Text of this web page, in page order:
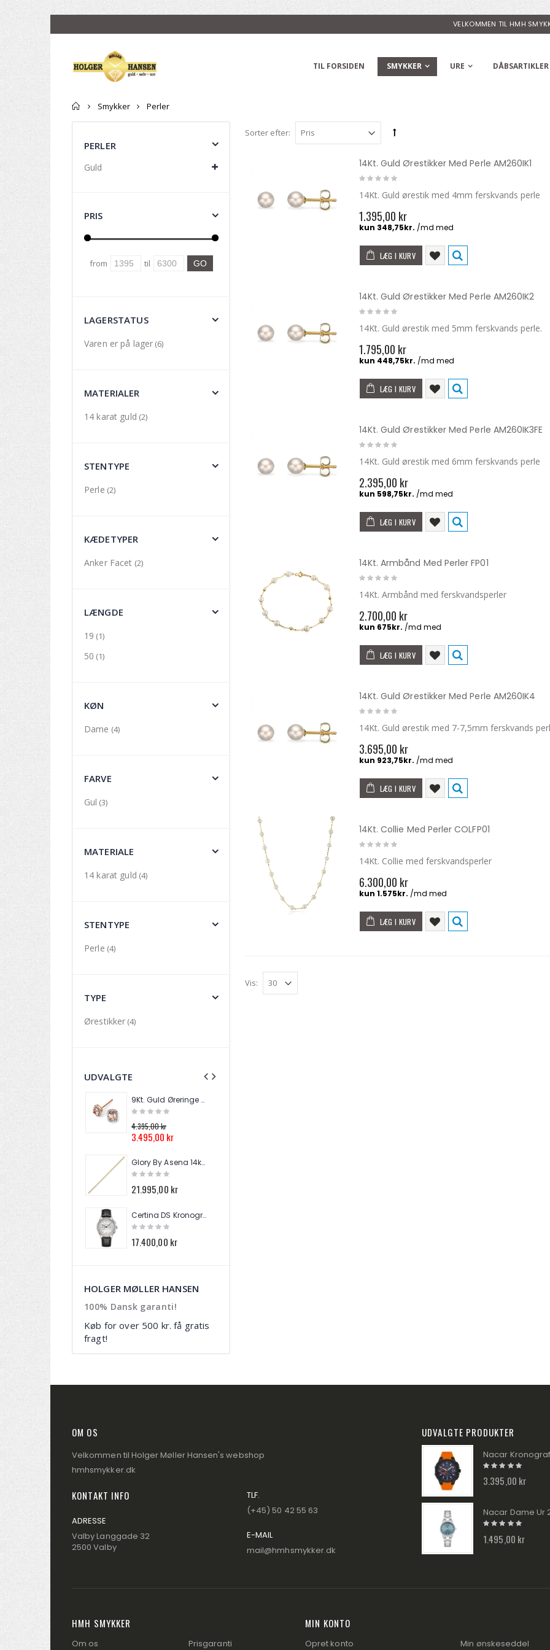
VELKOMMEN TIL HMH
TIL FORSIDEN SMYKKER URE DÅBSARTIKLER
Forside
Smykker Perler
Sorter efter:
14Kt. Guld Ørestikker Med Perle AM260IK1
14Kt. Guld ørestik med 4mm ferskvands perle
1.395,00 kr
LÆG I KURV
14Kt. Guld Ørestikker Med Perle AM260IK2
14Kt. Guld ørestik med 5mm ferskvands perle.
1.795,00 kr
LÆG I KURV
14Kt. Guld Ørestikker Med Perle AM260IK3FE
14Kt. Guld ørestik med 6mm ferskvands perle
2.395,00 kr
LÆG I KURV
14Kt. Armbånd Med Perler FP01
14Kt. Armbånd med ferskvandsperler
2.700,00 kr
LÆG I KURV
14Kt. Guld Ørestikker Med Perle AM260IK4
14Kt. Guld ørestik med 7-7,5mm ferskvands
3.695,00 kr
LÆG I KURV
14Kt. Collie Med Perler COLFP01
14Kt. Collie med ferskvandsperler
6.300,00 kr
LÆG I KURV
Vis:
PERLER
Guld
PRIS
from til
LAGERSTATUS
Varen er på lager (6)
MATERIALER
14 karat guld (2)
STENTYPE
Perle (2)
KÆDETYPER
Anker Facet (2)
LÆNGDE
19 (1)
50 (1)
KØN
Dame (4)
FARVE
Gul (3)
MATERIALE
14 karat guld (4)
STENTYPE
Perle (4)
TYPE
Ørestikker (4)
UDVALGTE
9Kt. Guld Øreringe GE2026P
4.395,00 kr
3.495,00 kr
Glory By Asena 14kt. Guld Tennis Armbånd AM288A9-8
21.995,00 kr
Certina DS Kronograf Automatik Herre Ur C038.462.16.037.00
17.400,00 kr
HOLGER MØLLER HANSEN
100% Dansk garanti!
Køb for over 500 kr. få gratis
fragt!
OM OS
Velkommen til Holger Møller Hansen's webshop
hmhsmykker.dk
KONTAKT INFO
ADRESSE
Valby Langgade 32
2500 Valby
TLF.
(+45) 50 42 55 63
E-MAIL
mail@hmhsmykker.dk
UDVALGTE PRODUKTER
3.395,00 kr
1.495,00 kr
HMH SMYKKER
Om os Prisgaranti
MIN KONTO
Opret konto Min ønskeseddel